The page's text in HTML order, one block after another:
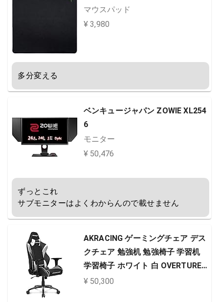
マウスパッド
¥ 3,980
多分変える
ベンキュージャパン ZOWIE XL254
6
モニター
¥ 50,476
ずっとこれ
サブモニターはよくわからんので載せません
AKRACING ゲーミングチェア デス
クチェア 勉強机 勉強椅子 学習机
学習椅子 ホワイト 白 OVERTURE
高耐久PUレザー 180度リクライニ
¥ 50,300